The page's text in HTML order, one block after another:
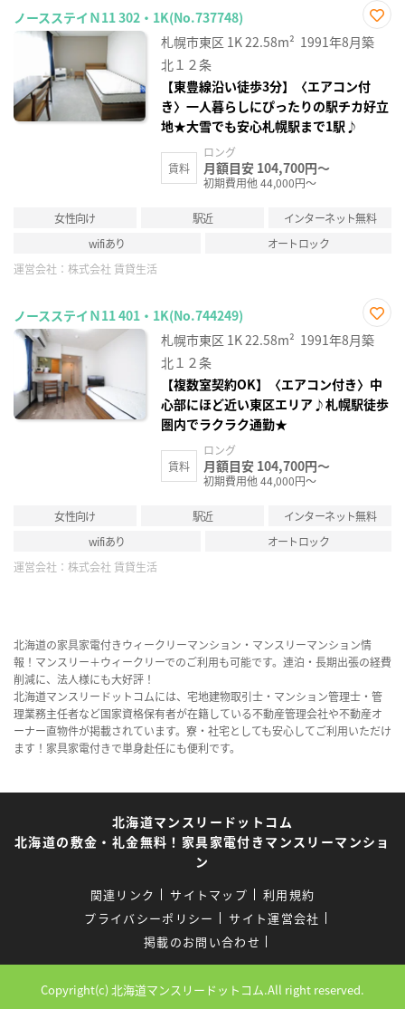
ノースステイＮ11 302・1K(No.737748)
お気
に入
札幌市東区 1K22.58m² 1991年8月築
北１２条
【東豊線沿い徒歩3分】〈エアコン付
き〉一人暮らしにぴったりの駅チカ好立
地★大雪でも安心札幌駅まで1駅♪
賃料
ロング
月額目安 104,700円～
初期費用他 44,000円～
女性向け 駅近
インターネット無料
wifiあり
オートロック
運営会社： 株式会社 賃貸生活
ノースステイＮ11 401・1K(No.744249)
お気
に入
札幌市東区 1K22.58m² 1991年8月築
北１２条
【複数室契約OK】〈エアコン付き〉中
心部にほど近い東区エリア♪札幌駅徒歩
圏内でラクラク通勤★
賃料
ロング
月額目安 104,700円～
初期費用他 44,000円～
女性向け 駅近
インターネット無料
wifiあり
オートロック
運営会社： 株式会社 賃貸生活
北海道の家具家電付きウィークリーマンション・マンスリーマンション情
報！マンスリー＋ウィークリーでのご利用も可能です。連泊・長期出張の経費
削減に、法人様にも大好評！
北海道マンスリードットコムには、宅地建物取引士・マンション管理士・管
理業務主任者など国家資格保有者が在籍している不動産管理会社や不動産オ
ーナー直物件が掲載されています。寮・社宅としても安心してご利用いただけ
ます！家具家電付きで単身赴任にも便利です。
北海道マンスリードットコム
北海道の敷金・礼金無料！家具家電付きマンスリーマンショ
ン
関連リンク サイトマップ
利用規約
プライバシーポリシー
サイト運営会社
掲載のお問い合わせ
Copyright(c) 北海道マンスリードットコム.All right reserved.